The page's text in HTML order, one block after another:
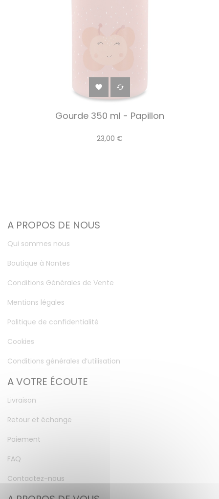
 
Gourde 350 ml - Papillon
23,00 €
A PROPOS DE NOUS
Qui sommes nous
Boutique à Nantes
Conditions Générales de Vente
Mentions légales
Politique de confidentialité
Cookies
Conditions générales d’utilisation
A VOTRE ÉCOUTE
Livraison
Retour et échange
Paiement
FAQ
Contactez-nous